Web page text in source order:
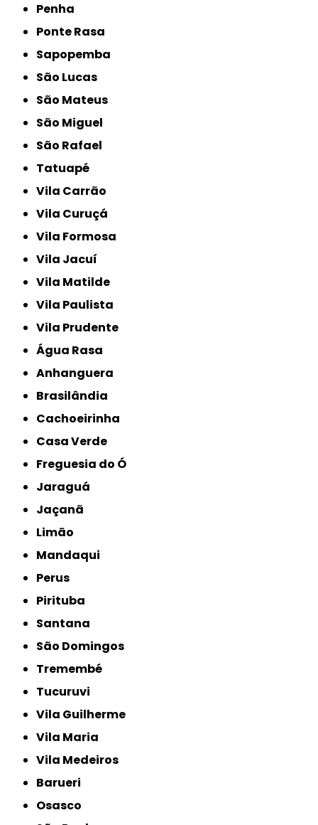
Penha
Ponte Rasa
Sapopemba
São Lucas
São Mateus
São Miguel
São Rafael
Tatuapé
Vila Carrão
Vila Curuçá
Vila Formosa
Vila Jacuí
Vila Matilde
Vila Paulista
Vila Prudente
Água Rasa
Anhanguera
Brasilândia
Cachoeirinha
Casa Verde
Freguesia do Ó
Jaraguá
Jaçanã
Limão
Mandaqui
Perus
Pirituba
Santana
São Domingos
Tremembé
Tucuruvi
Vila Guilherme
Vila Maria
Vila Medeiros
Barueri
Osasco